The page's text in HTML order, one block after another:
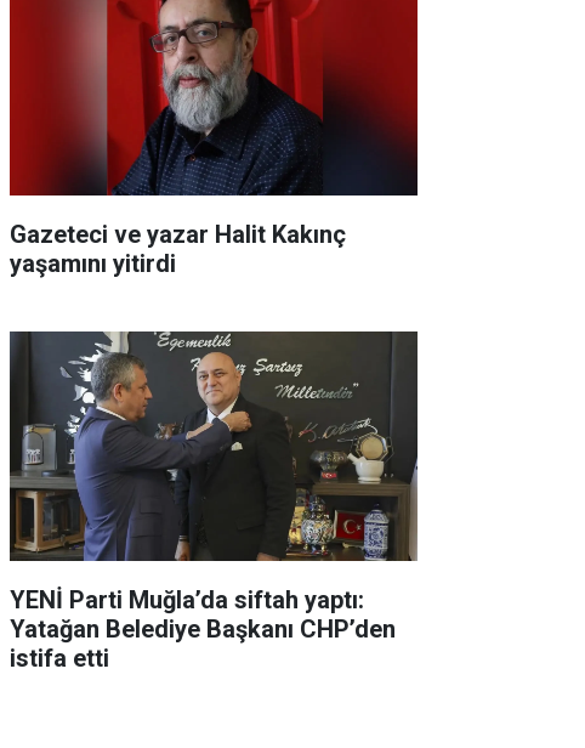
Gazeteci ve yazar Halit Kakınç
yaşamını yitirdi
YENİ Parti Muğla’da siftah yaptı:
Yatağan Belediye Başkanı CHP’den
istifa etti